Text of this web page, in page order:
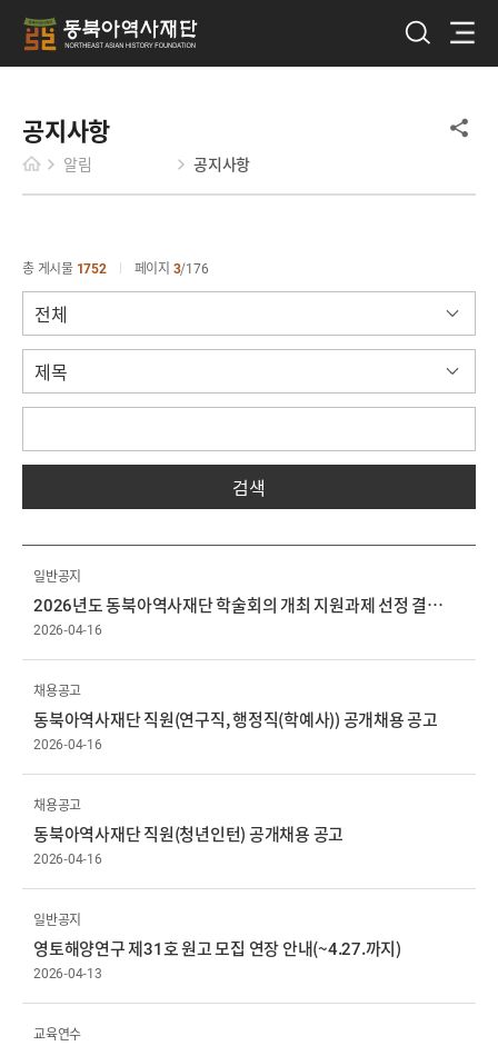
공지사항
알림 공지사항
총 게시물 1752 페이지 3 176
검색
일반공지
2026년도 동북아역사재단 학술회의 개최 지원과제 선정 결과 공고
2026-04-16
채용공고
동북아역사재단 직원(연구직, 행정직(학예사)) 공개채용 공고
2026-04-16
채용공고
동북아역사재단 직원(청년인턴) 공개채용 공고
2026-04-16
일반공지
영토해양연구 제31호 원고 모집 연장 안내(~4.27.까지)
2026-04-13
교육연수